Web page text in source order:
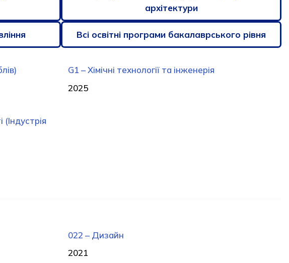
архітектури
Всі освітні програми бакалаврського рівня
G1 – Хімічні технології та інженерія
2025
(Індустрія
022 – Дизайн
2021